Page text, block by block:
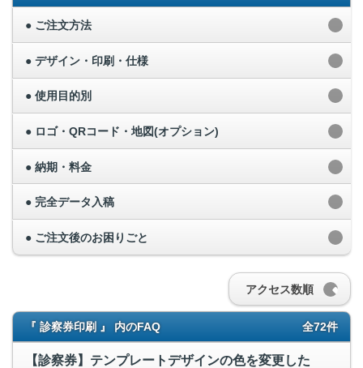
● ご注文方法
● デザイン・印刷・仕様
● 使用目的別
● ロゴ・QRコード・地図(オプション)
● 納期・料金
● 完全データ入稿
● ご注文後のお困りごと
アクセス数順
『 診察券印刷 』 内のFAQ 全72件
【診察券】テンプレートデザインの色を変更した